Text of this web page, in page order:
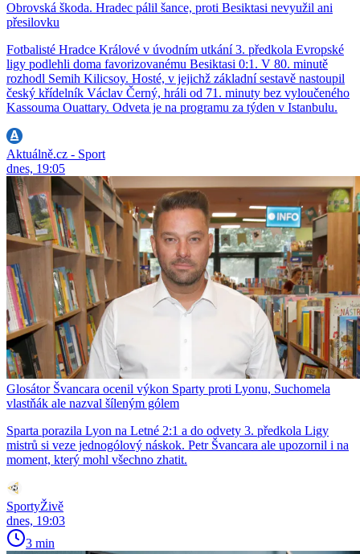
Obrovská škoda. Hradec pálil šance, proti Besiktasi nevyužil ani
přesilovku
Fotbalisté Hradce Králové v úvodním utkání 3. předkola Evropské
ligy podlehli doma favorizovanému Besiktasi 0:1. V 80. minutě
rozhodl Semih Kilicsoy. Hosté, v jejichž základní sestavě nastoupil
český křídelník Václav Černý, hráli od 71. minuty bez vyloučeného
Kassouma Ouattary. Odveta je na programu za týden v Istanbulu.
Aktuálně.cz - Sport
dnes, 19:05
Glosátor Švancara ocenil výkon Sparty proti Lyonu, Suchomela
vlastňák ale nazval šíleným gólem
Sparta porazila Lyon na Letné 2:1 a do odvety 3. předkola Ligy
mistrů si veze jednogólový náskok. Petr Švancara ale upozornil i na
moment, který mohl všechno zhatit.
SportyŽivě
dnes, 19:03
3 min